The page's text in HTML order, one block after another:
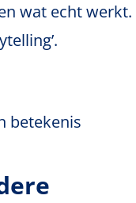
wat echt werkt.
betekenis